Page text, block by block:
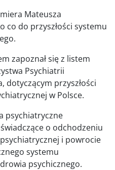
Mateusza
co do przyszłości systemu
zapoznał się z listem
Psychiatrii
dotyczącym przyszłości
w Polsce.
psychiatryczne
o odchodzeniu
i powrocie
systemu
psychicznego.